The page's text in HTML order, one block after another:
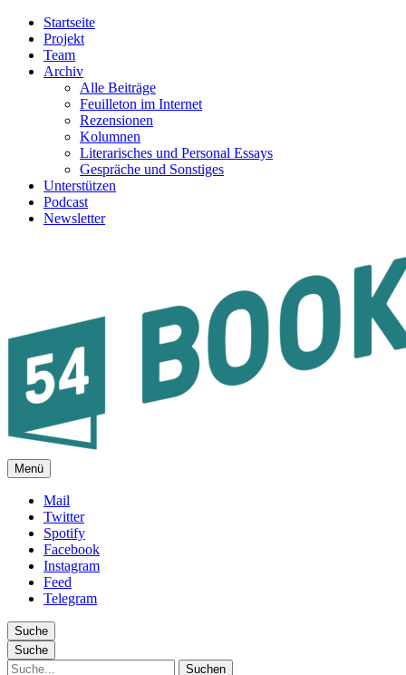
Startseite
Projekt
Team
Archiv
Alle Beiträge
Feuilleton im Internet
Rezensionen
Kolumnen
Literarisches und Personal Essays
Gespräche und Sonstiges
Unterstützen
Podcast
Newsletter
FEUILLETON IM INTERNET
Menü
Mail
Twitter
Spotify
Facebook
Instagram
Feed
Telegram
Suche
Suche
Suche